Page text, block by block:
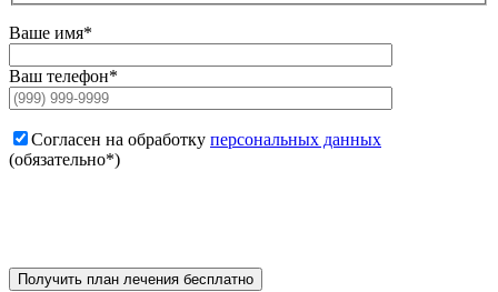
Ваше имя*
Ваш телефон*
Согласен на обработку персональных данных
(обязательно*)